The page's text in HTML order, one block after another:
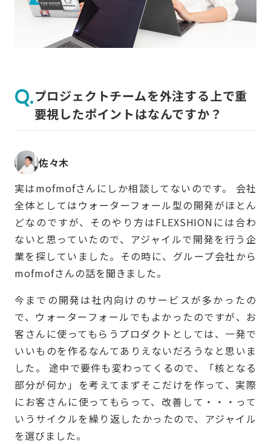
プロジェクトチームを外注する上で重
要視したポイントはなんですか？
佐々木
実はmofmofさんにしか相談してないのです。 会社
全体としてはウォーターフォール型の開発がほとん
どなのですが、そのやり方はFLEXSHIONには合わ
ないと思っていたので、アジャイルで開発を行う企
業を探していました。その時に、グループ会社から
mofmofさんの話を聞きました。
今までの開発は社内向けのサービスが多かったの
で、ウォーターフォールでもよかったのですが、お
客さんに使ってもらうプロダクトとしては、一発で
いいものを作るなんてありえないだろうなと思いま
した。 途中で要件も変わってくるので、「核となる
部分が何か」を考えてまずそこだけを作って、実際
にお客さんに使ってもらって、改善して・・・って
いうサイクルを繰り返したかったので、アジャイル
を選びました。